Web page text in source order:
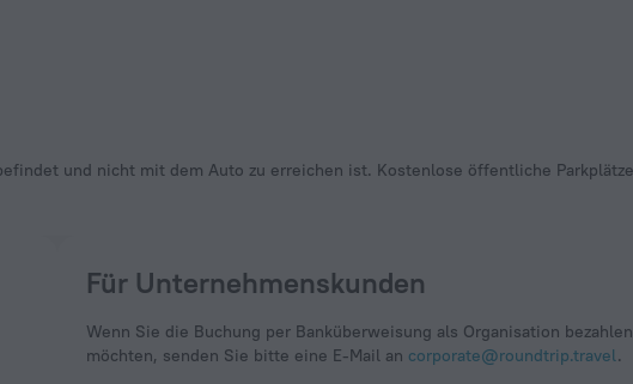
Für Unternehmenskunden
Wenn Sie die Buchung per Banküberweisung als Organisation bezahlen
möchten, senden Sie bitte eine E-Mail an corporate@roundtrip.travel.